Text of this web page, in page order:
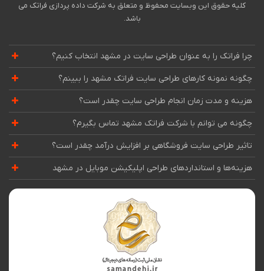
کلیه حقوق این وبسایت محفوظ و متعلق به شرکت داده پردازی فراتک می
باشد.
چرا فراتک را به عنوان طراحی سایت در مشهد انتخاب کنیم؟
چگونه نمونه کارهای طراحی سایت فراتک مشهد را ببینم؟
هزینه و مدت زمان انجام طراحی سایت چقدر است؟
چگونه می توانم با شرکت فراتک مشهد تماس بگیرم؟
تاثیر طراحی سایت فروشگاهی بر افزایش درآمد چقدر است؟
هزینه‌ها و استانداردهای طراحی اپلیکیشن موبایل در مشهد